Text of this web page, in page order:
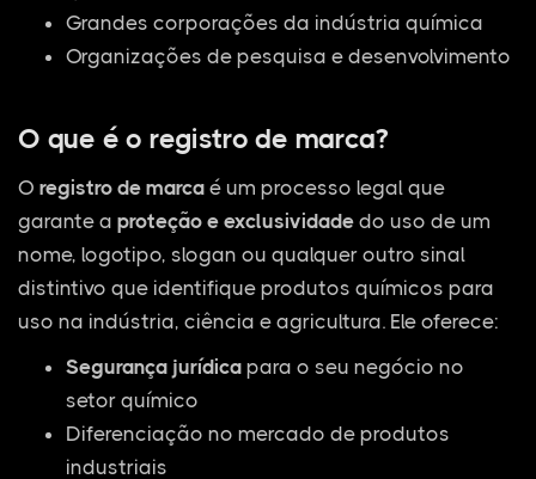
Grandes corporações da indústria química
Organizações de pesquisa e desenvolvimento
O que é o registro de marca?
O registro de marca é um processo legal que
garante a proteção e exclusividade do uso de um
nome, logotipo, slogan ou qualquer outro sinal
distintivo que identifique produtos químicos para
uso na indústria, ciência e agricultura. Ele oferece:
Segurança jurídica para o seu negócio no
setor químico
Diferenciação no mercado de produtos
industriais